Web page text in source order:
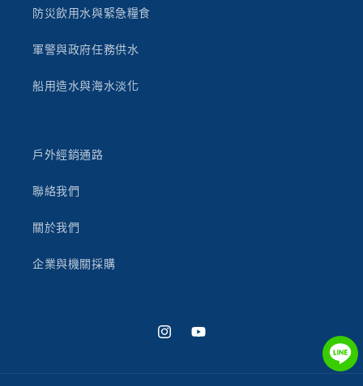
防災飲用水與緊急糧食
軍警與政府任務供水
船用造水與海水淡化
戶外經銷通路
聯絡我們
關於我們
企業與機關採購
InstagramYouTube